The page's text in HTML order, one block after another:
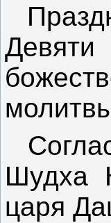
Шудха
царя